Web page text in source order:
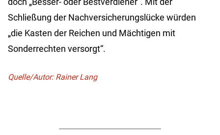
Schließung der Nachversicherungslücke würden
„die Kasten der Reichen und Mächtigen mit
Sonderrechten versorgt“.
Quelle/Autor: Rainer Lang